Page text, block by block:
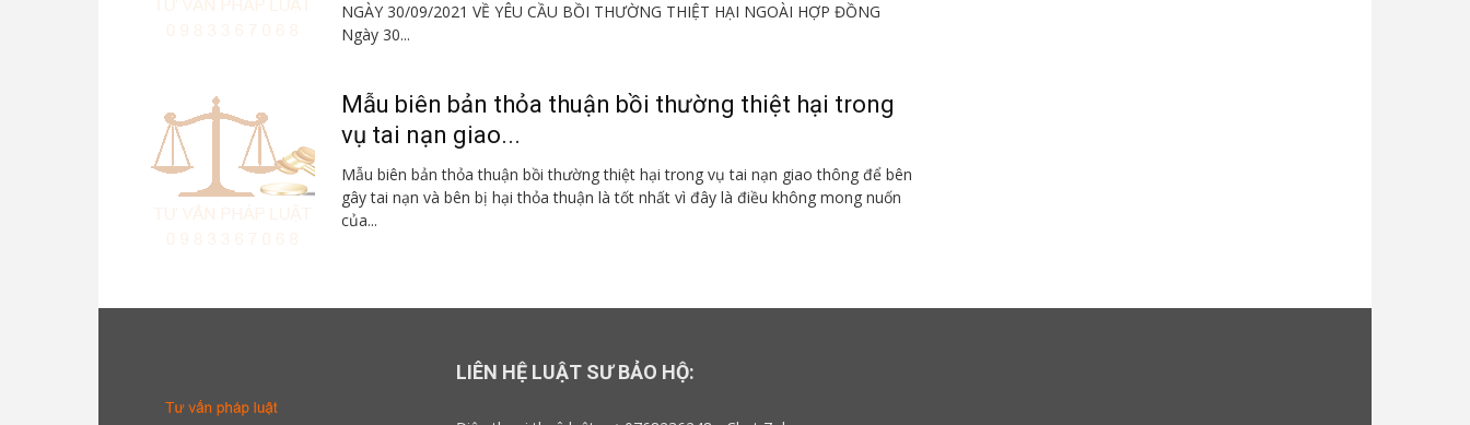
NGÀY 30/09/2021 VỀ YÊU CẦU BỒI THƯỜNG THIỆT HẠI NGOÀI HỢP ĐỒNG
Ngày 30...
Mẫu biên bản thỏa thuận bồi thường thiệt hại trong
vụ tai nạn giao...
Mẫu biên bản thỏa thuận bồi thường thiệt hại trong vụ tai nạn giao thông để bên
gây tai nạn và bên bị hại thỏa thuận là tốt nhất vì đây là điều không mong nuốn
của...
LIÊN HỆ LUẬT SƯ BẢO HỘ: